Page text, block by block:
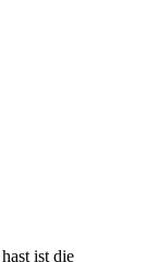
ist die